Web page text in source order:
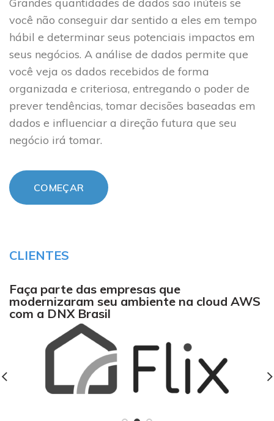
você não conseguir dar sentido a eles em tempo
hábil e determinar seus potenciais impactos em
seus negócios. A análise de dados permite que
você veja os dados recebidos de forma
organizada e criteriosa, entregando o poder de
prever tendências, tomar decisões baseadas em
dados e influenciar a direção futura que seu
negócio irá tomar.
COMEÇAR
CLIENTES
Faça parte das empresas que
modernizaram seu ambiente na cloud AWS
com a DNX Brasil